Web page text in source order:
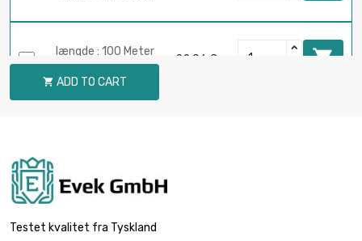
længde : 100 Meter
diameter : 0.2mm
22,06 € 
længde : 500 Meter
 ADD TO CART
Testet kvalitet fra Tyskland